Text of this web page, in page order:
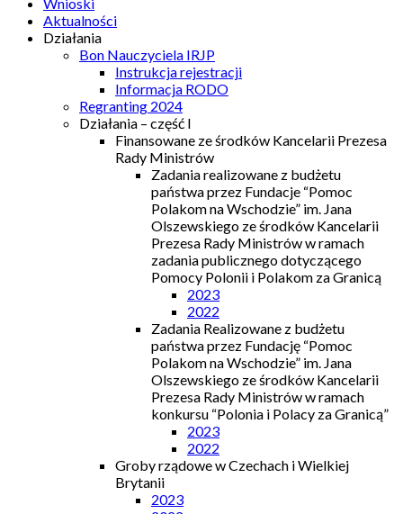
Aktualności
Działania
Bon Nauczyciela IRJP
Instrukcja rejestracji
Informacja RODO
Regranting 2024
Działania – część I
Finansowane ze środków Kancelarii Prezesa
Rady Ministrów
Zadania realizowane z budżetu
państwa przez Fundacje “Pomoc
Polakom na Wschodzie” im. Jana
Olszewskiego ze środków Kancelarii
Prezesa Rady Ministrów w ramach
zadania publicznego dotyczącego
Pomocy Polonii i Polakom za Granicą
2023
2022
Zadania Realizowane z budżetu
państwa przez Fundację “Pomoc
Polakom na Wschodzie” im. Jana
Olszewskiego ze środków Kancelarii
Prezesa Rady Ministrów w ramach
konkursu “Polonia i Polacy za Granicą”
2023
2022
Groby rządowe w Czechach i Wielkiej
Brytanii
2023